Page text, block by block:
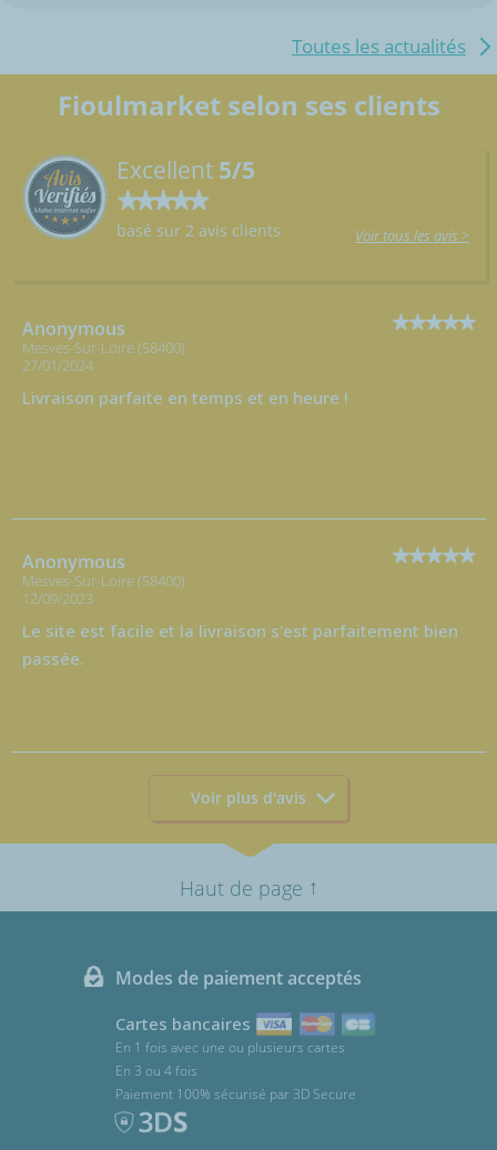
Toutes les actualités
Fioulmarket selon ses clients
Excellent 5/5
basé sur 2 avis clients Voir tous les avis >
Anonymous
Mesves-Sur-Loire (58400)
27/01/2024
Livraison parfaite en temps et en heure !
Anonymous
Mesves-Sur-Loire (58400)
12/09/2023
Le site est facile et la livraison s'est parfaitement bien
passée.
Voir plus d'avis
Haut de page ↑
Modes de paiement acceptés
Cartes bancaires
En 1 fois avec une ou plusieurs cartes
En 3 ou 4 fois
Paiement 100% sécurisé par 3D Secure